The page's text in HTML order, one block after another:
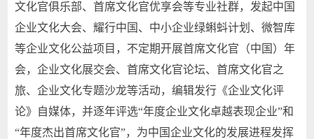
文化官俱乐部、首席文化官优享会等专业社群，发起中国
企业文化大会、耀行中国、中小企业绿蝌蚪计划、微智库
等企业文化公益项目，不定期开展首席文化官（中国）年
会，企业文化展交会、首席文化官论坛、首席文化官之
旅、企业文化专题沙龙等活动，编辑发行《企业文化评
论》自媒体，并逐年评选“年度企业文化卓越表现企业”和
“年度杰出首席文化官”，为中国企业文化的发展进程发挥